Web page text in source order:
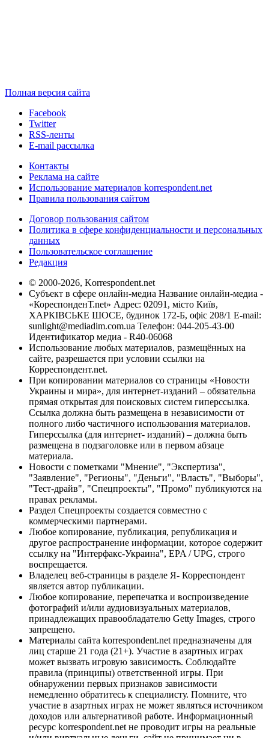
Полная версия сайта
Facebook
Twitter
RSS-ленты
E-mail рассылка
Контакты
Реклама на сайте
Использование материалов korrespondent.net
Правила пользования сайтом
Договор пользования сайтом
Политика в сфере конфиденциальности и персональных
данных
Пользовательское соглашение
Редакция
© 2000-2026, Korrespondent.net
Субъект в сфере онлайн-медиа Название онлайн-медиа -
«КореспонденТ.net» Адрес: 02091, місто Київ,
ХАРКІВСЬКЕ ШОСЕ, будинок 172-Б, офіс 208/1 E-mail:
sunlight@mediadim.com.ua Телефон: 044-205-43-00
Идентификатор медиа - R40-06068
Использование любых материалов, размещённых на
сайте, разрешается при условии ссылки на
Корреспондент.net.
При копировании материалов со страницы «Новости
Украины и мира», для интернет-изданий – обязательна
прямая открытая для поисковых систем гиперссылка.
Ссылка должна быть размещена в независимости от
полного либо частичного использования материалов.
Гиперссылка (для интернет- изданий) – должна быть
размещена в подзаголовке или в первом абзаце
материала.
Новости с пометками "Мнение", "Экспертиза",
"Заявление", "Регионы", "Деньги", "Власть", "Выборы",
"Тест-драйв", "Спецпроекты", "Промо" публикуются на
правах рекламы.
Раздел Спецпроекты создается совместно с
коммерческими партнерами.
Любое копирование, публикация, републикация и
другое распространение информации, которое содержит
ссылку на "Интерфакс-Украина", EPA / UPG, строго
воспрещается.
Владелец веб-страницы в разделе Я- Корреспондент
является автор публикации.
Любое копирование, перепечатка и воспроизведение
фотографий и/или аудиовизуальных материалов,
принадлежащих правообладателю Getty Images, строго
запрещено.
Материалы сайта korrespondent.net предназначены для
лиц старше 21 года (21+). Участие в азартных играх
может вызвать игровую зависимость. Соблюдайте
правила (принципы) ответственной игры. При
обнаружении первых признаков зависимости
немедленно обратитесь к специалисту. Помните, что
участие в азартных играх не может являться источником
доходов или альтернативой работе. Информационный
ресурс korrespondent.net не проводит игры на реальные